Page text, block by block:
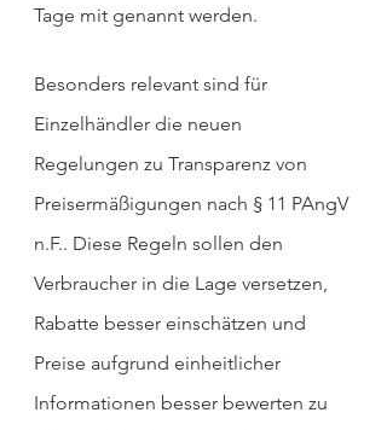
Tage mit genannt werden.
Besonders relevant sind für
Einzelhändler die neuen
Regelungen zu Transparenz von
Preisermäßigungen nach § 11 PAngV
n.F.. Diese Regeln sollen den
Verbraucher in die Lage versetzen,
Rabatte besser einschätzen und
Preise aufgrund einheitlicher
Informationen besser bewerten zu